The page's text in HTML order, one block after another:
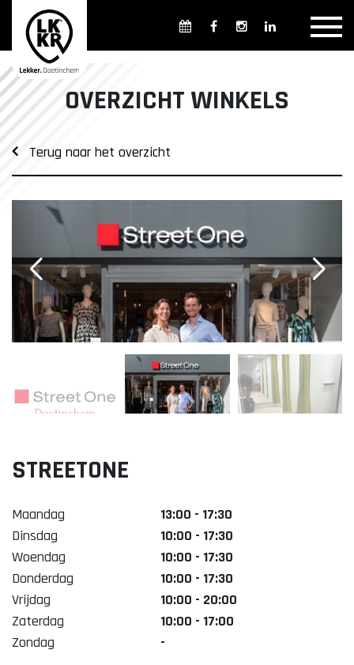
Overzicht winkels
Openingsdagen en -tijden
Weekmarkten
Overzicht Cultuur & Musea
Parkeren in Doetinchem
Openbaar vervoer
Gratis Shuttle
FAQ
Organisatie Binnenstadbedrijf Doetinchem
OVERZICHT WINKELS
Terug naar het overzicht
STREETONE
Maandag
13:00 - 17:30
Dinsdag
10:00 - 17:30
Woendag
10:00 - 17:30
Donderdag
10:00 - 17:30
Vrijdag
10:00 - 20:00
Zaterdag
10:00 - 17:00
Zondag
-